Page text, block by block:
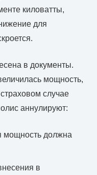
киловатты,
для
в документы.
мощность,
случае
аннулируют:
мощность должна
в